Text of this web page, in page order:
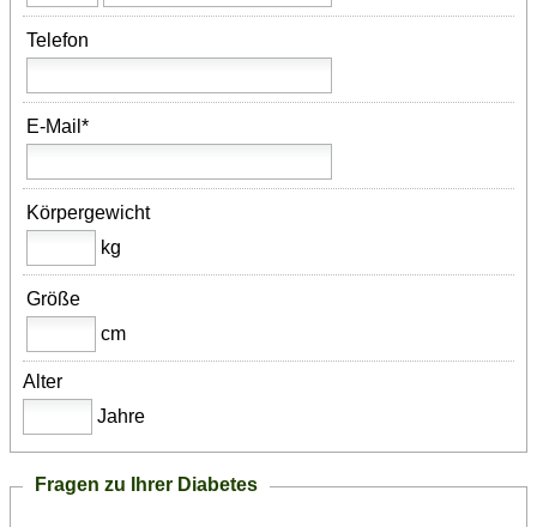
Telefon
E-Mail*
Körpergewicht
kg
Größe
cm
Alter
Jahre
Fragen zu Ihrer Diabetes